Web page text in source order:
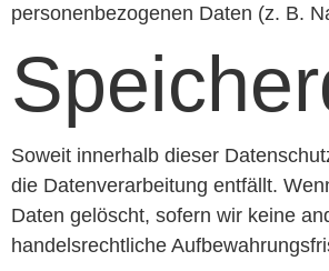
personenbezogenen Daten (z. B.
Soweit innerhalb dieser
die Datenverarbeitung entfällt.
Daten gelöscht, sofern wir keine
handelsrechtliche